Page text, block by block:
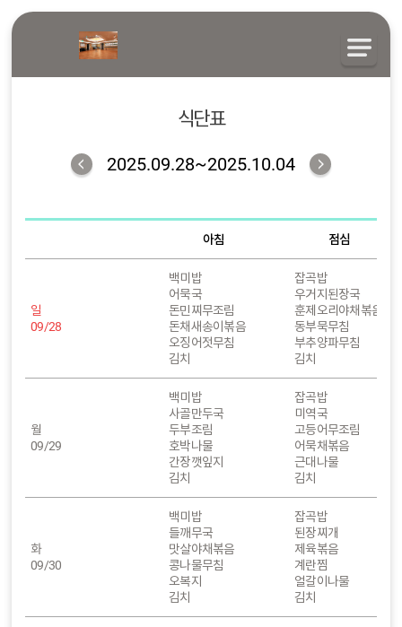
식단표
2025.09.28~2025.10.04
아침 점심
일
09/28
백미밥
어묵국
돈민찌무조림
돈채새송이볶음
오징어젓무침
김치
잡곡밥
우거지된장국
훈제오리야채볶음
동부묵무침
부추양파무침
김치
월
09/29
백미밥
사골만두국
두부조림
호박나물
간장깻잎지
김치
잡곡밥
미역국
고등어무조림
어묵채볶음
근대나물
김치
화
09/30
백미밥
들깨무국
맛살야채볶음
콩나물무침
오복지
김치
잡곡밥
된장찌개
제육볶음
계란찜
얼갈이나물
김치